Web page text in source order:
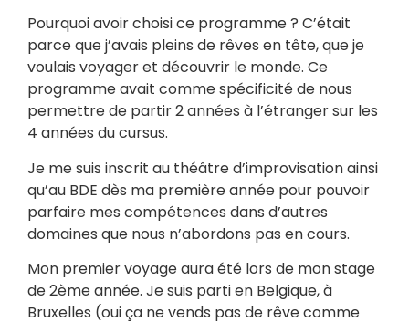
Pourquoi avoir choisi ce programme ? C’était
parce que j’avais pleins de rêves en tête, que je
voulais voyager et découvrir le monde. Ce
programme avait comme spécificité de nous
permettre de partir 2 années à l’étranger sur les
4 années du cursus.
Je me suis inscrit au théâtre d’improvisation ainsi
qu’au BDE dès ma première année pour pouvoir
parfaire mes compétences dans d’autres
domaines que nous n’abordons pas en cours.
Mon premier voyage aura été lors de mon stage
de 2ème année. Je suis parti en Belgique, à
Bruxelles (oui ça ne vends pas de rêve comme